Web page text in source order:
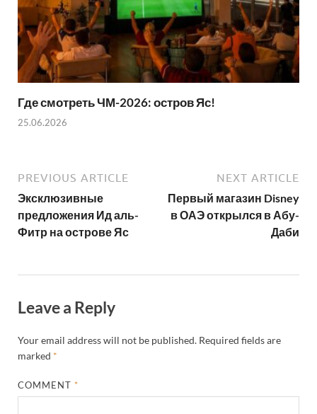
Где смотреть ЧМ-2026: остров Яс!
25.06.2026
PREVIOUS ARTICLE
Эксклюзивные
предложения Ид аль-
Фитр на острове Яс
NEXT ARTICLE
Первый магазин Disney
в ОАЭ открылся в Абу-
Даби
Leave a Reply
Your email address will not be published. Required fields are
marked *
COMMENT *